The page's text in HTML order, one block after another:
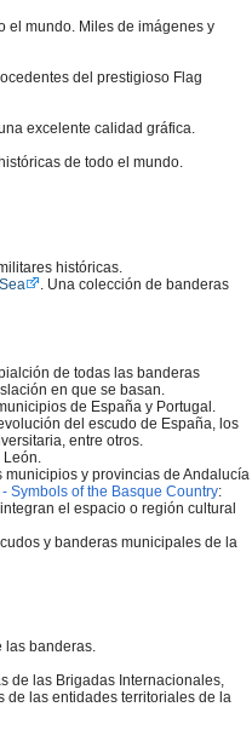
el mundo. Miles de imágenes y
del prestigioso Flag
excelente calidad gráfica.
de todo el mundo.
históricas.
. Una colección de banderas
de todas las banderas
en que se basan.
de España y Portugal.
del escudo de España, los
entre otros.
municipios y provincias de Andalucí­a
Symbols of the Basque Country:
el espacio o región cultural
y banderas municipales de la
las banderas.
de las Brigadas Internacionales,
de las entidades territoriales de la